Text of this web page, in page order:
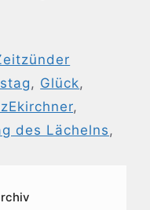
, Glück,
,
des Lächelns ,